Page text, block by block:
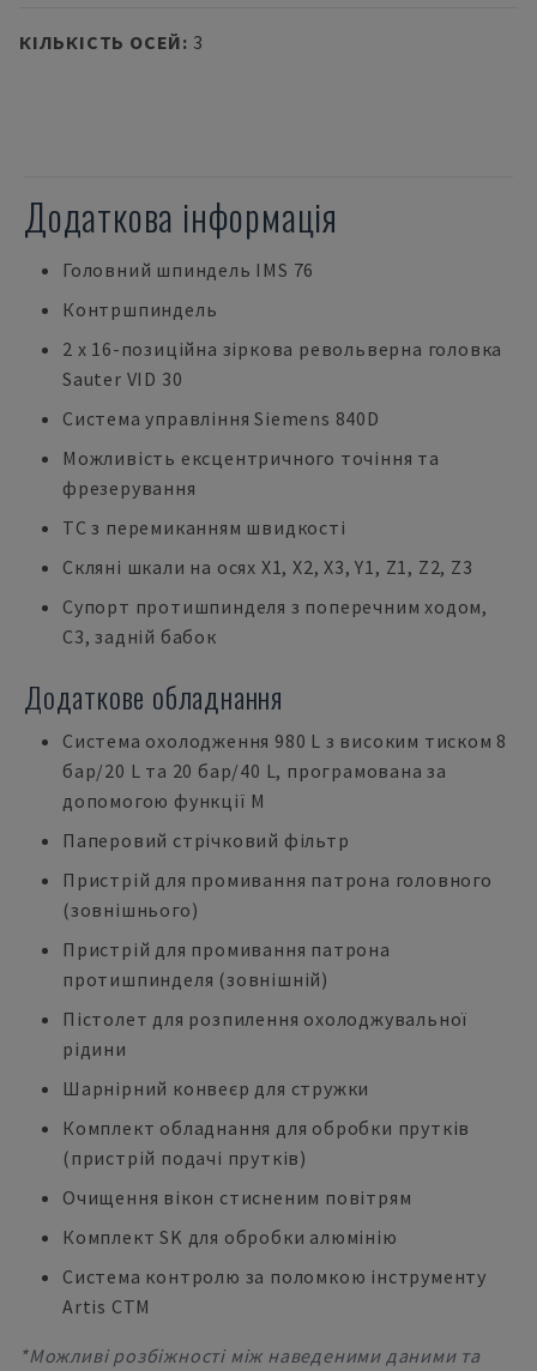
КІЛЬКІСТЬ ОСЕЙ: 3
Додаткова інформація
Головний шпиндель IMS 76
Контршпиндель
2 x 16-позиційна зіркова револьверна головка
Sauter VID 30
Система управління Siemens 840D
Можливість ексцентричного точіння та
фрезерування
TC з перемиканням швидкості
Скляні шкали на осях X1, X2, X3, Y1, Z1, Z2, Z3
Супорт протишпинделя з поперечним ходом,
C3, задній бабок
Додаткове обладнання
Система охолодження 980 L з високим тиском 8
бар/20 L та 20 бар/40 L, програмована за
допомогою функції M
Паперовий стрічковий фільтр
Пристрій для промивання патрона головного
(зовнішнього)
Пристрій для промивання патрона
протишпинделя (зовнішній)
Пістолет для розпилення охолоджувальної
рідини
Шарнірний конвеєр для стружки
Комплект обладнання для обробки прутків
(пристрій подачі прутків)
Очищення вікон стисненим повітрям
Комплект SK для обробки алюмінію
Система контролю за поломкою інструменту
Artis CTM
*Можливі розбіжності між наведеними даними та